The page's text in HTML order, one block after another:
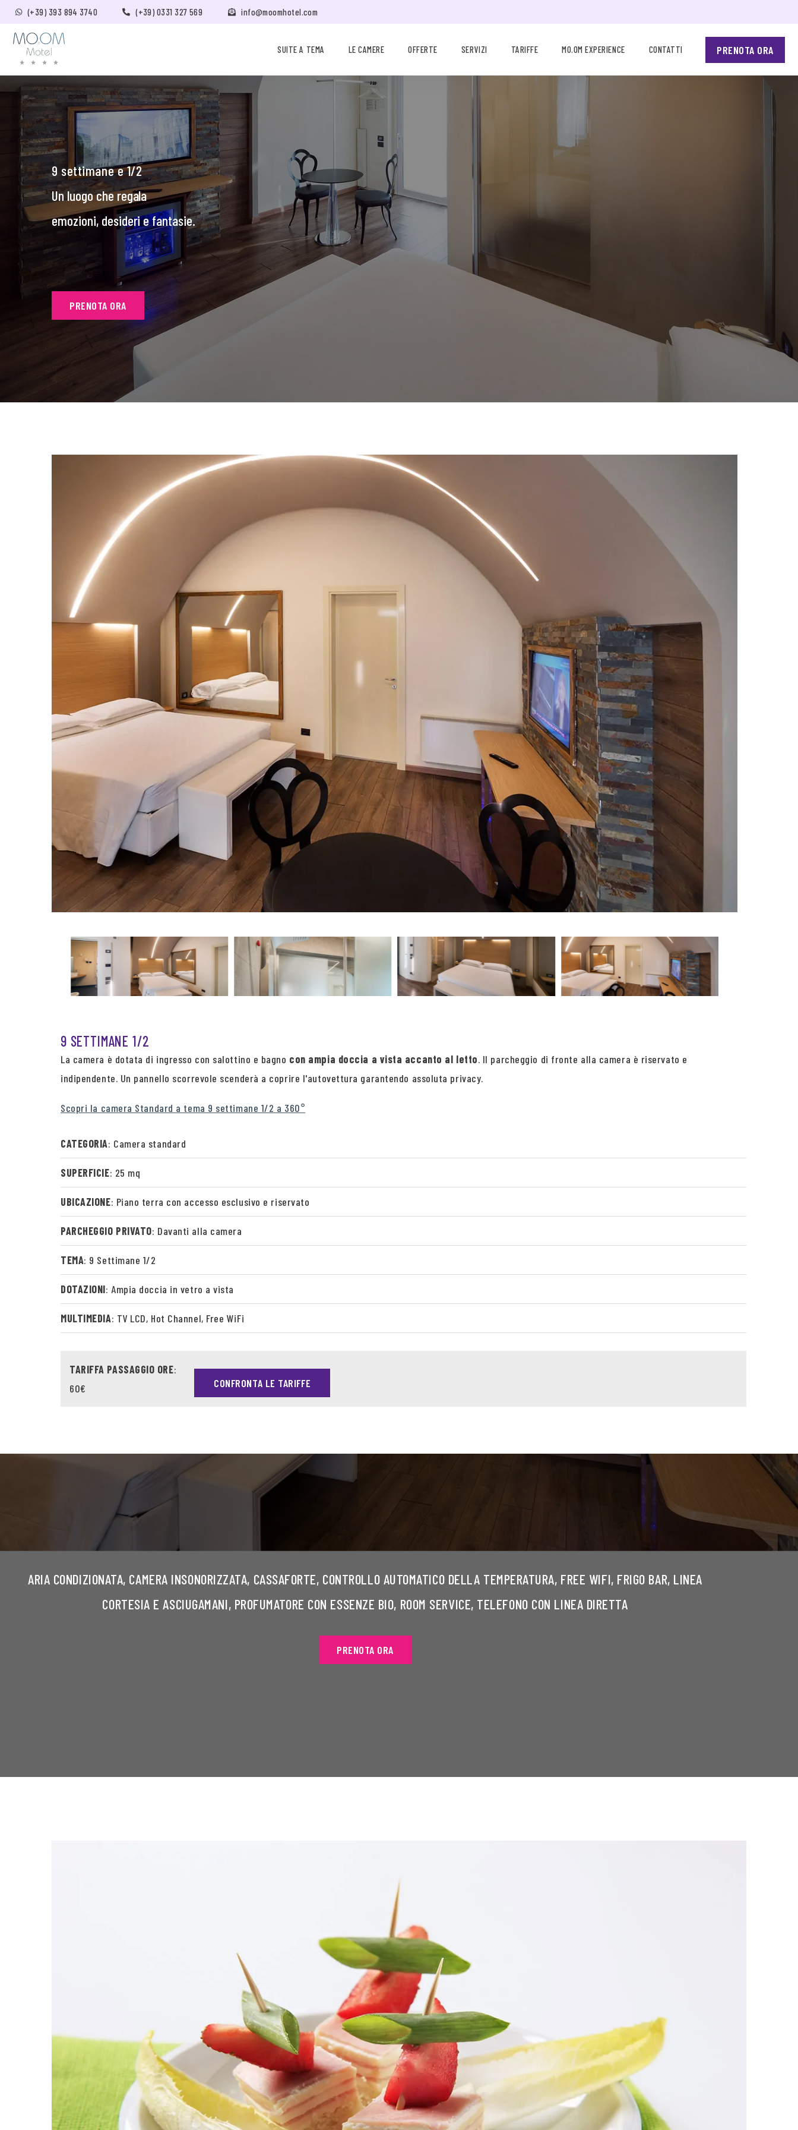
(+39) 393 894 3740 (+39) 0331 327 569 info@moomhotel.com
SUITE A TEMA LE CAMERE OFFERTE SERVIZI TARIFFE MO.OM EXPERIENCE CONTATTI PRENOTA ORA
9 settimane e 1/2
Un luogo che regala
emozioni, desideri e fantasie.
PRENOTA ORA
9 SETTIMANE 1/2
La camera è dotata di ingresso con salottino e bagno con ampia doccia a vista accanto al letto. Il parcheggio di fronte alla camera è riservato e
indipendente. Un pannello scorrevole scenderà a coprire l'autovettura garantendo assoluta privacy.
Scopri la camera Standard a tema 9 settimane 1/2 a 360°
CATEGORIA: Camera standard
SUPERFICIE: 25 mq
UBICAZIONE: Piano terra con accesso esclusivo e riservato
PARCHEGGIO PRIVATO: Davanti alla camera
TEMA: 9 Settimane 1/2
DOTAZIONI: Ampia doccia in vetro a vista
MULTIMEDIA: TV LCD, Hot Channel, Free WiFi
TARIFFA PASSAGGIO ORE:
60€
CONFRONTA LE TARIFFE
ARIA CONDIZIONATA, CAMERA INSONORIZZATA, CASSAFORTE, CONTROLLO AUTOMATICO DELLA TEMPERATURA, FREE WIFI, FRIGO BAR, LINEA
CORTESIA E ASCIUGAMANI, PROFUMATORE CON ESSENZE BIO, ROOM SERVICE, TELEFONO CON LINEA DIRETTA
PRENOTA ORA